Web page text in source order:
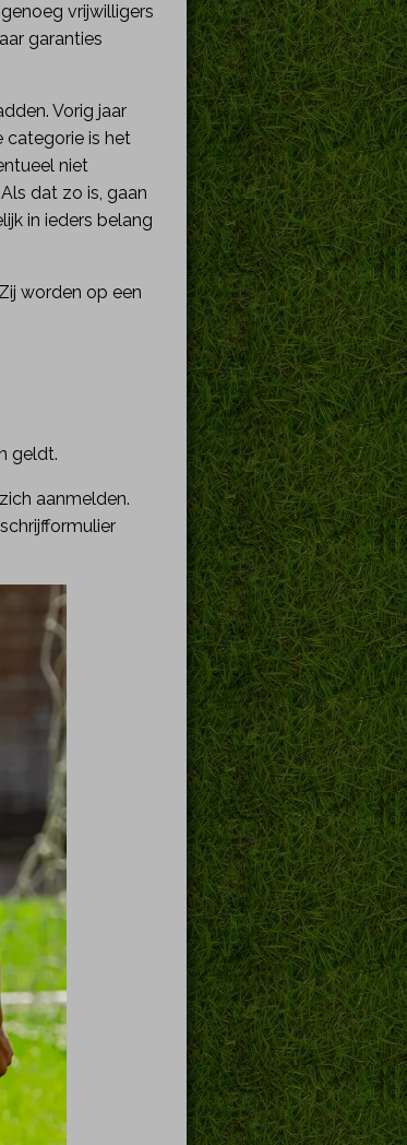
vrijwilligers
garanties
Vorig jaar
categorie is het
niet
dat zo is, gaan
in ieders belang
worden op een
geldt.
aanmelden.